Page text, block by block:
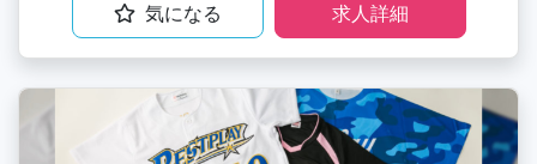
気になる 求人詳細